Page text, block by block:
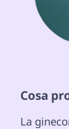
Cosa